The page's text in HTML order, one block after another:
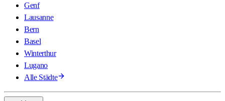
Genf
Lausanne
Bern
Basel
Winterthur
Lugano
Alle Städte